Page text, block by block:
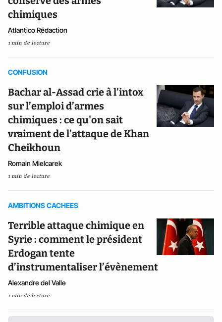
chimiques
Atlantico Rédaction
1 min de lecture
CONFUSION
Bachar al-Assad crie à l’intox
sur l’emploi d’armes
chimiques : ce qu'on sait
vraiment de l’attaque de Khan
Cheikhoun
Romain Mielcarek
1 min de lecture
AMBITIONS CACHEES
Terrible attaque chimique en
Syrie : comment le président
Erdogan tente
d’instrumentaliser l’évènement
Alexandre del Valle
1 min de lecture